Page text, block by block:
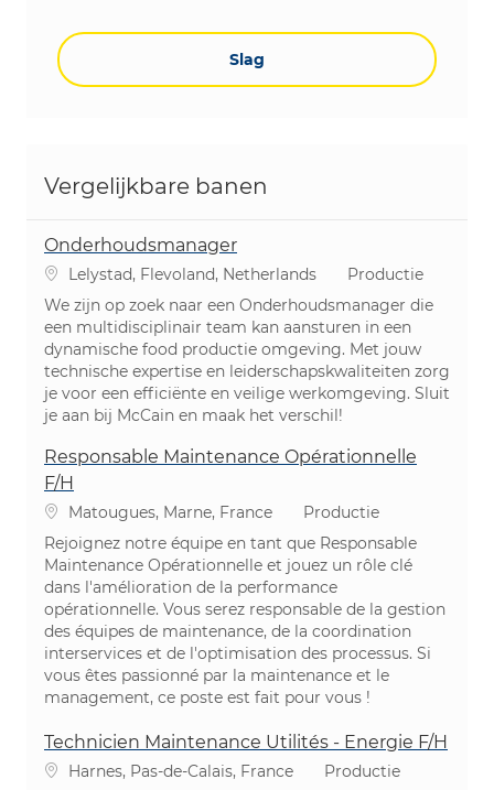
Slag
Vergelijkbare banen
Onderhoudsmanager
PlaatsLelystad, Flevoland, Netherlands Categorie
Productie
We zijn op zoek naar een Onderhoudsmanager die
een multidisciplinair team kan aansturen in een
dynamische food productie omgeving. Met jouw
technische expertise en leiderschapskwaliteiten zorg
je voor een efficiënte en veilige werkomgeving. Sluit
je aan bij McCain en maak het verschil!
Responsable Maintenance Opérationnelle
F/H
PlaatsMatougues, Marne, France Categorie
Productie
Rejoignez notre équipe en tant que Responsable
Maintenance Opérationnelle et jouez un rôle clé
dans l'amélioration de la performance
opérationnelle. Vous serez responsable de la gestion
des équipes de maintenance, de la coordination
interservices et de l'optimisation des processus. Si
vous êtes passionné par la maintenance et le
management, ce poste est fait pour vous !
Technicien Maintenance Utilités - Energie F/H
PlaatsHarnes, Pas-de-Calais, France Categorie
Productie